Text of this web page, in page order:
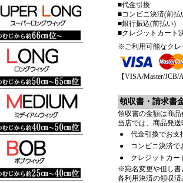
■代金引換
■コンビニ決済(前払
■銀行振込(前払い)
■クレジットカート
※ご利用可能なクレ
【VISA/Master/JCB/
領収書・請求書
領収書の金額は商品
当店では、商品発送
●
代金引換でお支
●
コンビニ決済で
●
クレジットカー
※宛名変更や但し書
各利用決済の領収済